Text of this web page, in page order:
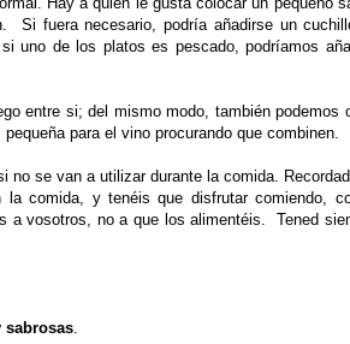
Si fuera necesario, podría añadirse un
uno de los platos es pescado, podríamos
entre si; del mismo modo, también podemos
para el vino procurando que combinen.
se van a utilizar durante la comida.
comida, y tenéis que disfrutar comiendo,
a vosotros, no a que los alimentéis. Tened
sabrosas.